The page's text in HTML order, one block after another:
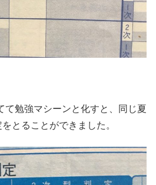
て勉強マシーンと化すと、同じ夏
とることができました。